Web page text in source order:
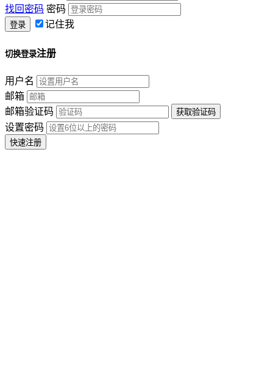
找回密码 密码
记住我
切换登录注册
用户名
邮箱
邮箱验证码
设置密码